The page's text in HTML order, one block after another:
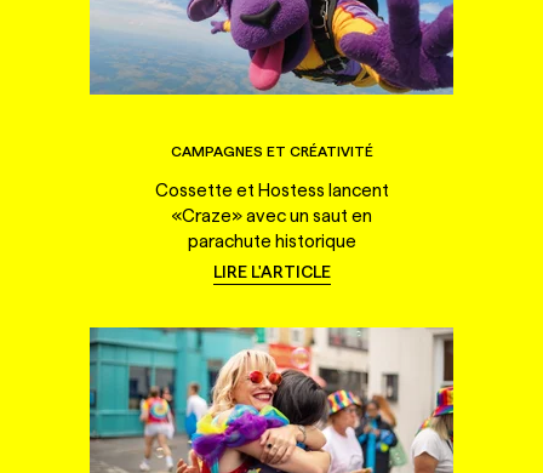
CAMPAGNES ET CRÉATIVITÉ
Cossette et Hostess lancent
«Craze» avec un saut en
parachute historique
LIRE L'ARTICLE